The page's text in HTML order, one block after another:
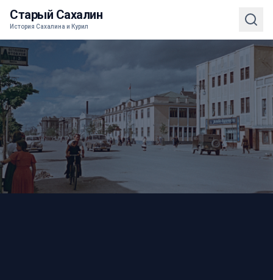
Старый Сахалин
История Сахалина и Курил